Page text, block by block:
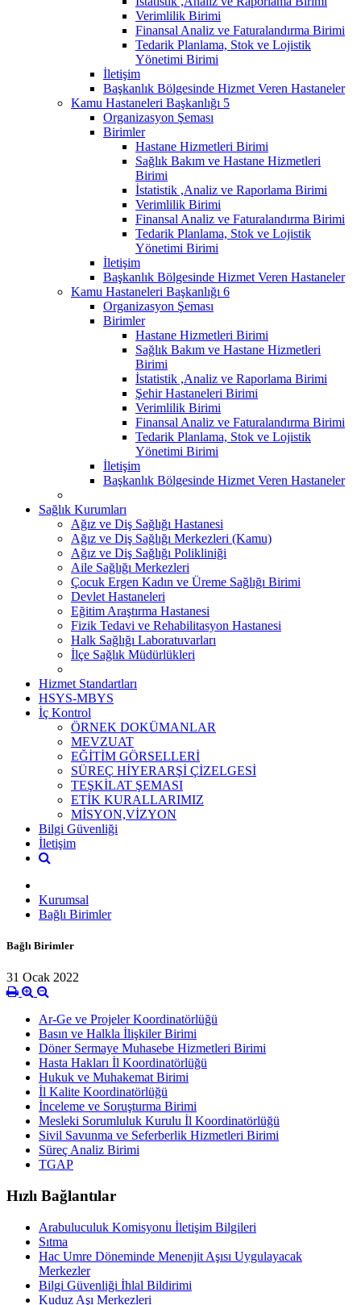
Verimlilik Birimi
Finansal Analiz ve Faturalandırma Birimi
Tedarik Planlama, Stok ve Lojistik
Yönetimi Birimi
İletişim
Başkanlık Bölgesinde Hizmet Veren Hastaneler
Kamu Hastaneleri Başkanlığı 5
Organizasyon Şeması
Birimler
Hastane Hizmetleri Birimi
Sağlık Bakım ve Hastane Hizmetleri
Birimi
İstatistik ,Analiz ve Raporlama Birimi
Verimlilik Birimi
Finansal Analiz ve Faturalandırma Birimi
Tedarik Planlama, Stok ve Lojistik
Yönetimi Birimi
İletişim
Başkanlık Bölgesinde Hizmet Veren Hastaneler
Kamu Hastaneleri Başkanlığı 6
Organizasyon Şeması
Birimler
Hastane Hizmetleri Birimi
Sağlık Bakım ve Hastane Hizmetleri
Birimi
İstatistik ,Analiz ve Raporlama Birimi
Şehir Hastaneleri Birimi
Verimlilik Birimi
Finansal Analiz ve Faturalandırma Birimi
Tedarik Planlama, Stok ve Lojistik
Yönetimi Birimi
İletişim
Başkanlık Bölgesinde Hizmet Veren Hastaneler
Sağlık Kurumları
Ağız ve Diş Sağlığı Hastanesi
Ağız ve Diş Sağlığı Merkezleri (Kamu)
Ağız ve Diş Sağlığı Polikliniği
Aile Sağlığı Merkezleri
Çocuk Ergen Kadın ve Üreme Sağlığı Birimi
Devlet Hastaneleri
Eğitim Araştırma Hastanesi
Fizik Tedavi ve Rehabilitasyon Hastanesi
Halk Sağlığı Laboratuvarları
İlçe Sağlık Müdürlükleri
Hizmet Standartları
HSYS-MBYS
İç Kontrol
ÖRNEK DOKÜMANLAR
MEVZUAT
EĞİTİM GÖRSELLERİ
SÜREÇ HİYERARŞİ ÇİZELGESİ
TEŞKİLAT ŞEMASI
ETİK KURALLARIMIZ
MİSYON,VİZYON
Bilgi Güvenliği
İletişim
Kurumsal
Bağlı Birimler
Bağlı Birimler
31 Ocak 2022
Ar-Ge ve Projeler Koordinatörlüğü
Basın ve Halkla İlişkiler Birimi
Döner Sermaye Muhasebe Hizmetleri Birimi
Hasta Hakları İl Koordinatörlüğü
Hukuk ve Muhakemat Birimi
İl Kalite Koordinatörlüğü
İnceleme ve Soruşturma Birimi
Mesleki Sorumluluk Kurulu İl Koordinatörlüğü
Sivil Savunma ve Seferberlik Hizmetleri Birimi
Süreç Analiz Birimi
TGAP
Hızlı Bağlantılar
Arabuluculuk Komisyonu İletişim Bilgileri
Sıtma
Hac Umre Döneminde Menenjit Aşısı Uygulayacak
Merkezler
Bilgi Güvenliği İhlal Bildirimi
Kuduz Aşı Merkezleri